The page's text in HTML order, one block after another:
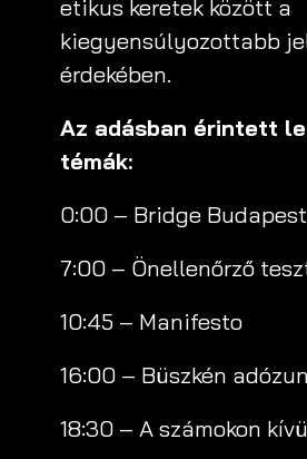
etikus keretek között a
kiegyensúlyozottabb
érdekében.
Az adásban érintett
témák:
0:00 – Bridge Budapest
7:00 – Önellenőrző
10:45 – Manifesto
16:00 – Büszkén
18:30 – A számokon